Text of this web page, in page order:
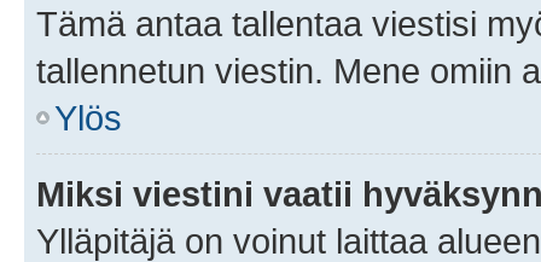
Tämä antaa tallentaa viestisi
tallennetun viestin. Mene omiin
Ylös
Miksi viestini vaatii
Ylläpitäjä on voinut laittaa